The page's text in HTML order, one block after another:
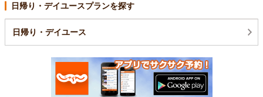
日帰り・デイユースプランを探す
日帰り・デイユース